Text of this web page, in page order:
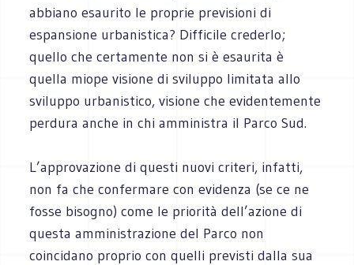
abbiano esaurito le proprie previsioni di
espansione urbanistica? Difficile crederlo;
quello che certamente non si è esaurita è
quella miope visione di sviluppo limitata allo
sviluppo urbanistico, visione che evidentemente
perdura anche in chi amministra il Parco Sud.
L’approvazione di questi nuovi criteri, infatti,
non fa che confermare con evidenza (se ce ne
fosse bisogno) come le priorità dell’azione di
questa amministrazione del Parco non
coincidano proprio con quelli previsti dalla sua